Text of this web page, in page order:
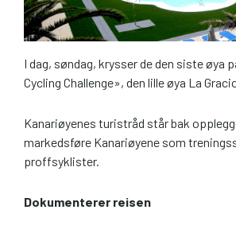
I dag, søndag, krysser de den siste øya
Cycling Challenge», den lille øya La
Kanariøyenes turistråd står bak
markedsføre Kanariøyene som
proffsyklister.
Dokumenterer reisen